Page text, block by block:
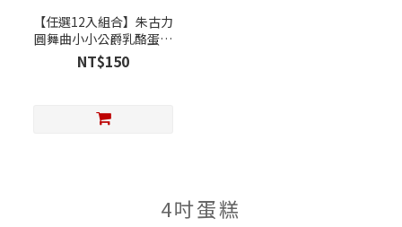
【任選12入組合】朱古力
圓舞曲小小公爵乳酪蛋糕
(乙杯)
NT$150
4吋蛋糕